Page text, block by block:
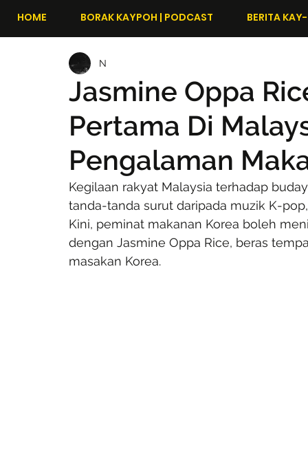
HOME BORAK KAYPOH | PODCAST BERITA
Jasmine Oppa
Pertama Di
Pengalaman
N
Kegilaan rakyat Malaysia terhadap
tanda-tanda surut daripada muzik K-
Kini, peminat makanan Korea boleh
dengan Jasmine Oppa Rice, beras
masakan Korea.